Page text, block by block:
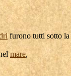
furono tutti sotto la
mare,